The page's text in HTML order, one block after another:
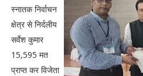
स्नातक निर्वाचन
क्षेत्र से निर्दलीय
सर्वेश कुमार
15,595 मत
प्राप्त कर विजेता